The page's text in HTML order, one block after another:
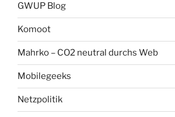
GWUP Blog
Komoot
Mahrko – CO2 neutral durchs Web
Mobilegeeks
Netzpolitik